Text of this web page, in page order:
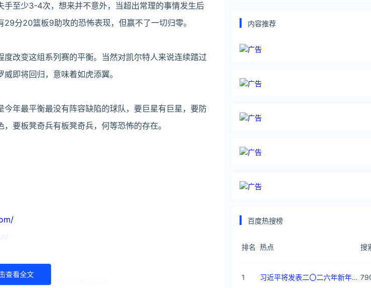
至少3-4次，想来并不意外，当超出常理的事情发生后
分20篮板9助攻的恐怖表现，但赢不了一切归零。
改变这组系列赛的平衡。当然对凯尔特人来说连续踏过
即将回归，意味着如虎添翼。
年最平衡最没有阵容缺陷的球队，要巨星有巨星，要防
要板凳奇兵有板凳奇兵，何等恐怖的存在。
上出处( 文娱排行榜 )及本页链接。
查看全文
内容推荐
百度热搜榜
排名 热点 搜
1 习近平将发表二〇二六年新年贺词